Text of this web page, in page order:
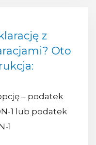
z
Oto
– podatek
1 lub podatek
1